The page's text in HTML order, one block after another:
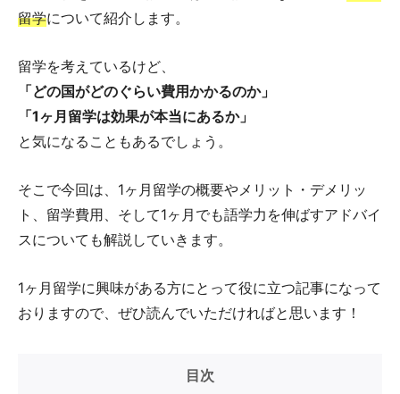
留学について紹介します。
留学を考えているけど、
「どの国がどのぐらい費用かかるのか」
「1ヶ月留学は効果が本当にあるか」
と気になることもあるでしょう。
そこで今回は、1ヶ月留学の概要やメリット・デメリッ
ト、留学費用、そして1ヶ月でも語学力を伸ばすアドバイ
スについても解説していきます。
1ヶ月留学に興味がある方にとって役に立つ記事になって
おりますので、ぜひ読んでいただければと思います！
目次